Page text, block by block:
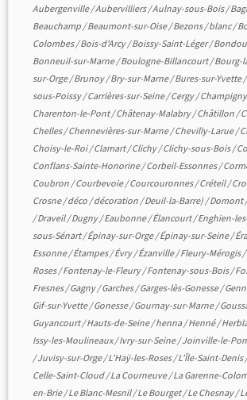
Aubergenville/Aubervilliers/Aulnay-sous-Bois/
Beauchamp /Beaumont-sur-Oise/Bezons/blanc/
Colombes/Bois-d'Arcy/Boissy-Saint-Léger/
Bonneuil-sur-Marne/Boulogne-Billancourt/Bourg-
sur-Orge/Brunoy/Bry-sur-Marne/Bures-sur-Yvette/
sous-Poissy/Carrières-sur-Seine/Cergy/
Charenton-le-Pont/Châtenay-Malabry/Châtillon /
Chelles/Chennevières-sur-Marne/Chevilly-Larue/
Choisy-le-Roi/Clamart/Clichy/Clichy-sous-Bois/
Conflans-Sainte-Honorine/Corbeil-Essonnes/
Coubron /Courbevoie/Courcouronnes/Créteil/
Crosne/déco /décoration /Deuil-la-Barre) /Domont
/Draveil/Dugny/Eaubonne/Élancourt/Enghien-
sous-Sénart/Épinay-sur-Orge/Épinay-sur-Seine/
Essonne/Étampes/Évry/Ézanville/Fleury-Mérogis/
Roses/Fontenay-le-Fleury/Fontenay-sous-Bois/
Fresnes/Gagny/Garches/Garges-lès-Gonesse/
Gif-sur-Yvette/Gonesse/Gournay-sur-Marne/
Guyancourt/Hauts-de-Seine/henna/Henné/
Issy-les-Moulineaux/Ivry-sur-Seine/Joinville-le-
/Juvisy-sur-Orge/L'Haÿ-les-Roses/L'Île-Saint-Denis
Celle-Saint-Cloud/La Courneuve/La Garenne-
en-Brie/Le Blanc-Mesnil/Le Bourget/Le Chesnay/